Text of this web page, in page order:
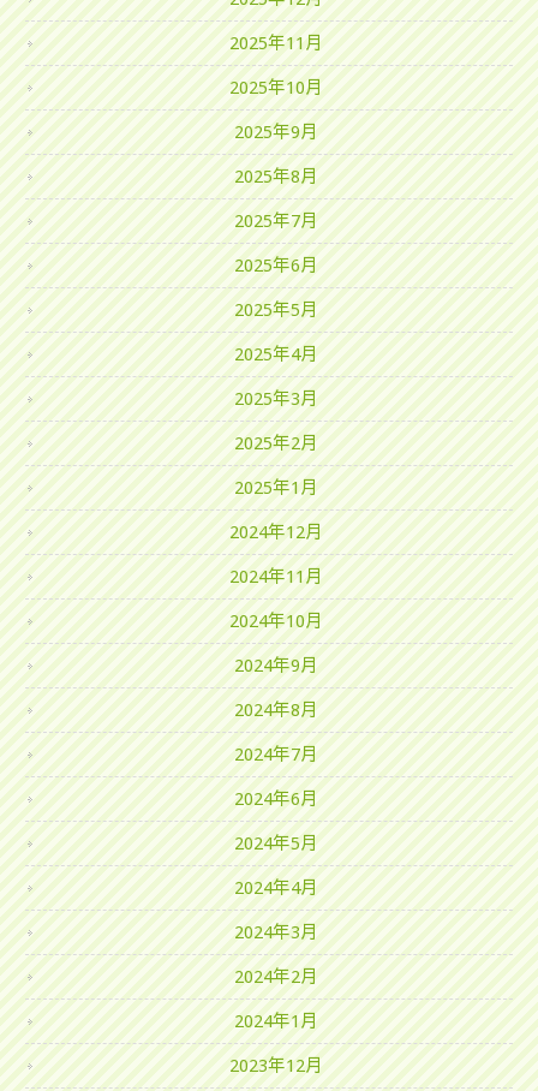
2025年11月
2025年10月
2025年9月
2025年8月
2025年7月
2025年6月
2025年5月
2025年4月
2025年3月
2025年2月
2025年1月
2024年12月
2024年11月
2024年10月
2024年9月
2024年8月
2024年7月
2024年6月
2024年5月
2024年4月
2024年3月
2024年2月
2024年1月
2023年12月